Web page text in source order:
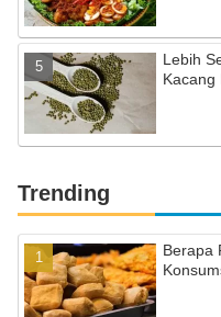
Lebih
Kacang
Trending
Berapa